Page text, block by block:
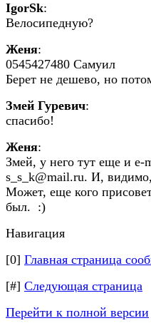
IgorSk:
Велосипедную?
Женя:
0545427480 Самуил
Берет не дешево, но
Змей Гуревич:
спасибо!
Женя:
Змей, у него тут еще и e-
s_s_k@mail.ru. И,
Может, еще кого
был. :)
Навигация
[0] Главная страница
[#] Следующая страница
Перейти к полной версии